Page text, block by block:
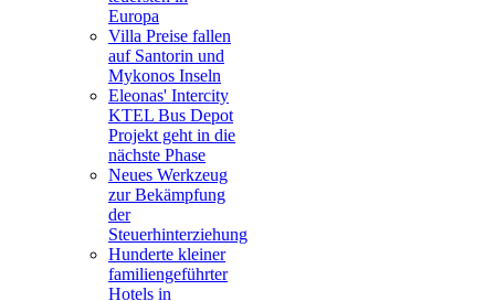
Europa
Villa Preise fallen
auf Santorin und
Mykonos Inseln
Eleonas' Intercity
KTEL Bus Depot
Projekt geht in die
nächste Phase
Neues Werkzeug
zur Bekämpfung
der
Steuerhinterziehung
Hunderte kleiner
familiengeführter
Hotels in